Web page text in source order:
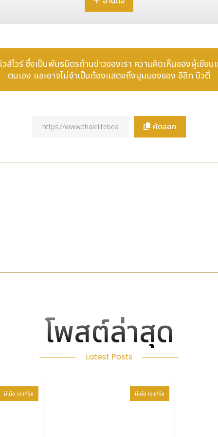
งธนาคารและผู้ให้บริการชำระเงิน (PSP) โดยผสานการวิเคราะห์เ
ะยะเวลาในการตรวจสอบข้อมูลลงได้มากกว่า 70% ด้วยศักยภาพของ
นต่อวัน นอกจากนี้ ARIA ยังตั้งเป้าที่จะมอบคำแนะนำที่แม่นยำสูงถึ
การกับระบบปฏิบัติการด้านความเสี่ยง โดยการนำเสนอ AI เอเจนต์เ
ะในการจัดการเคสต่าง ๆ ในขณะเดียวกันยังคงรักษาอำนาจการตัดสิ
การช่วยตัดสินใจ และการลงมือปฏิบัติการไว้อย่างครบวงจร แพลต
กต่อความผิดปกติที่เพิ่งเกิดขึ้นใหม่ได้อย่างมีประสิทธิภาพ
ที่มาที่ไปของการดำเนินงานที่สมบูรณ์สำหรับการทำงานของเอเจนต์ใน
ากวงการธนาคาร ฟินเทค เครือข่ายการชำระเงิน และองค์กรชั้นนำ
รวมถึงอนาคตของการป้องกันการฉ้อโกงด้วย AI พร้อมด้วยวิทยาก
ละการตัดสินใจเชิงกลยุทธ์บนฐานข้อมูลความเสี่ยง
ส์ไวร์ ซึ่งเป็นพันธมิตรด้านข่าวของเรา ความคิดเห็นของผู้เขีย
ตนเอง และอาจไม่จำเป็นต้องแสดงถึงมุมมองของ อีลิท บิวตี้
คัดลอก
โพสต์ล่าสุด
Latest Posts
มีเดีย เอาท์รีช มีเดีย เอาท์รีช